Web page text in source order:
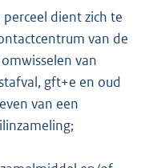
dient zich te
van de
van
gft+e en oud
van een